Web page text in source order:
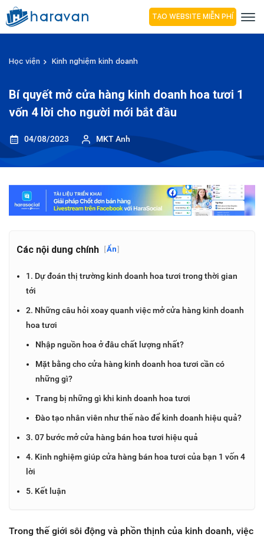
TẠO WEBSITE MIỄN PHÍ
Học viện Kinh nghiệm kinh doanh
Bí quyết mở cửa hàng kinh doanh hoa tươi 1
vốn 4 lời cho người mới bắt đầu
04/08/2023 MKT Anh
Các nội dung chính [Ẩn]
1. Dự đoán thị trường kinh doanh hoa tươi trong thời gian
tới
2. Những câu hỏi xoay quanh việc mở cửa hàng kinh doanh
hoa tươi
Nhập nguồn hoa ở đâu chất lượng nhất?
Mặt bằng cho cửa hàng kinh doanh hoa tươi cần có
những gì?
Trang bị những gì khi kinh doanh hoa tươi
Đào tạo nhân viên như thế nào để kinh doanh hiệu quả?
3. 07 bước mở cửa hàng bán hoa tươi hiệu quả
4. Kinh nghiệm giúp cửa hàng bán hoa tươi của bạn 1 vốn 4
lời
5. Kết luận
Trong thế giới sôi động và phồn thịnh của kinh doanh, việc